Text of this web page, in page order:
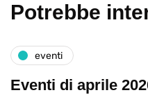
Potrebbe
eventi
Eventi di aprile